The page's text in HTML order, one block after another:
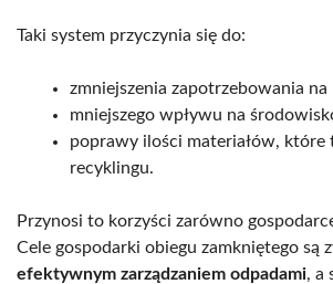
Taki system przyczynia się do:
zmniejszenia zapotrzebowania
mniejszego wpływu na
poprawy ilości materiałów, które
recyklingu.
Przynosi to korzyści zarówno
Cele gospodarki obiegu zamkniętego są
efektywnym zarządzaniem odpadami, a